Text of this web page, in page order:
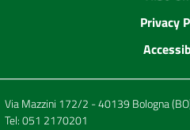
Privacy
Via Mazzini 172/2 - 40139 Bologna
Tel:051 2170201